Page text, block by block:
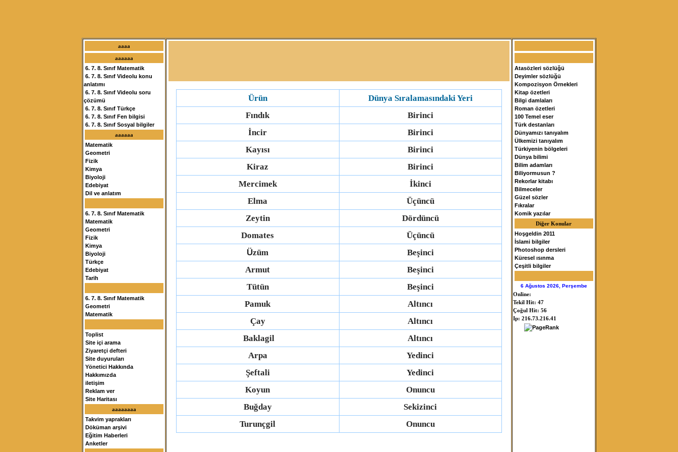
aaaa
aaaaaa
6. 7. 8. Sınıf Matematik
6. 7. 8. Sınıf Videolu konu
anlatımı
6. 7. 8. Sınıf Videolu soru
çözümü
6. 7. 8. Sınıf Türkçe
6. 7. 8. Sınıf Fen bilgisi
6. 7. 8. Sınıf Sosyal bilgiler
aaaaaa
Matematik
Geometri
Fizik
Kimya
Biyoloji
Edebiyat
Dil ve anlatım
6. 7. 8. Sınıf Matematik
Matematik
Geometri
Fizik
Kimya
Biyoloji
Türkçe
Edebiyat
Tarih
6. 7. 8. Sınıf Matematik
Geometri
Matematik
Toplist
Site içi arama
Ziyaretçi defteri
Site duyuruları
Yönetici Hakkında
Hakkımızda
iletişim
Reklam ver
Site Haritası
aaaaaaaa
Takvim yaprakları
Döküman arşivi
Eğitim Haberleri
Anketler
Ürün
Dünya Sıralamasındaki Yeri
Fındık
Birinci
İncir
Birinci
Kayısı
Birinci
Kiraz
Birinci
Mercimek
İkinci
Elma
Üçüncü
Zeytin
Dördüncü
Domates
Üçüncü
Üzüm
Beşinci
Armut
Beşinci
Tütün
Beşinci
Pamuk
Altıncı
Çay
Altıncı
Baklagil
Altıncı
Arpa
Yedinci
Şeftali
Yedinci
Koyun
Onuncu
Buğday
Sekizinci
Turunçgil
Onuncu
Atasözleri sözlüğü
Deyimler sözlüğü
Kompozisyon Örnekleri
Kitap özetleri
Bilgi damlaları
Roman özetleri
100 Temel eser
Türk destanları
Dünyamızı tanıyalım
Ülkemizi tanıyalım
Türkiyenin bölgeleri
Dünya bilimi
Bilim adamları
Biliyormusun ?
Rekorlar kitabı
Bilmeceler
Güzel sözler
Fıkralar
Komik yazılar
Diğer Konular
Hoşgeldin 2011
İslami bilgiler
Photoshop dersleri
Küresel ısınma
Çeşitli bilgiler
6 Ağustos 2026, Perşembe
Online:
Tekil Hit: 47
Çoğul Hit: 56
Ip: 216.73.216.41